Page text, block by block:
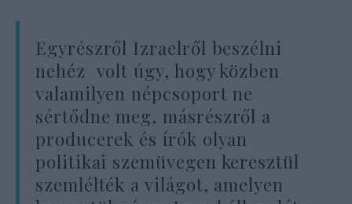
Egyrészről Izraelről beszélni
nehéz volt úgy, hogy közben
valamilyen népcsoport ne
sértődne meg, másrészről a
producerek és írók olyan
politikai szemüvegen keresztül
szemlélték a világot, amelyen